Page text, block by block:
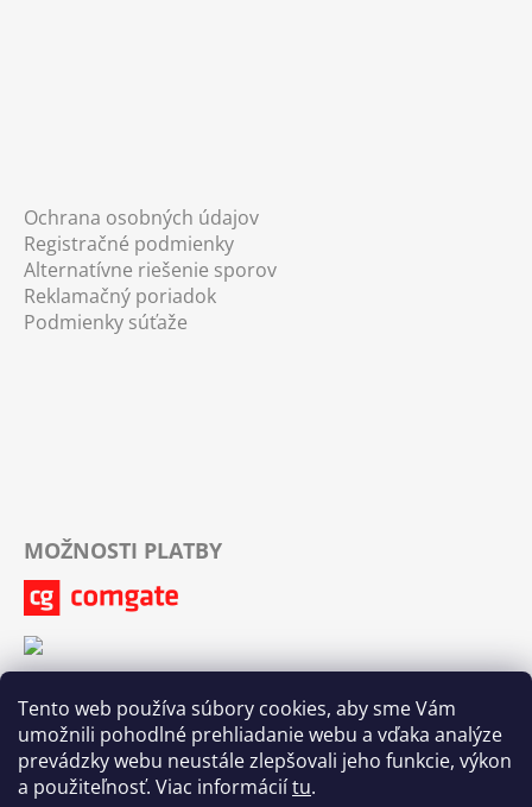
Tento web používa súbory cookies, aby sme Vám
umožnili pohodlné prehliadanie webu a vďaka analýze
prevádzky webu neustále zlepšovali jeho funkcie, výkon
a použiteľnosť. Viac informáciítu.
Ochrana osobných údajov
Registračné podmienky
Alternatívne riešenie sporov
Reklamačný poriadok
Podmienky súťaže
MOŽNOSTI PLATBY